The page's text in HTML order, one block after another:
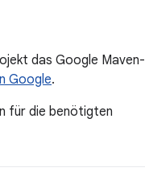
das Google Maven-
Google.
für die benötigten